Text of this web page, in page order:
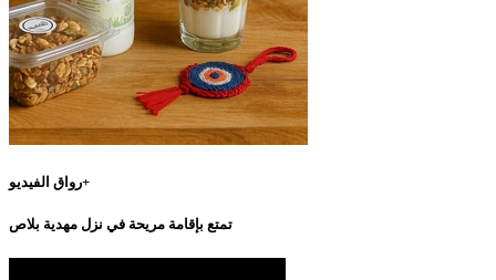
رواق الفيديو+
تمتع بإقامة مريحة في نزل مهدية بلاص